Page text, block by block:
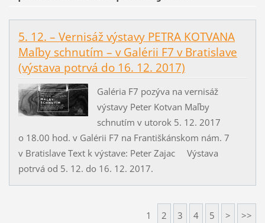
5. 12. – Vernisáž výstavy PETRA KOTVANA
Maľby schnutím – v Galérii F7 v Bratislave
(výstava potrvá do 16. 12. 2017)
Galéria F7 pozýva na vernisáž
výstavy Peter Kotvan Maľby
schnutím v utorok 5. 12. 2017
o 18.00 hod. v Galérii F7 na Františkánskom nám. 7
v Bratislave Text k výstave: Peter Zajac Výstava
potrvá od 5. 12. do 16. 12. 2017.
1 2 3 4 5 > >>